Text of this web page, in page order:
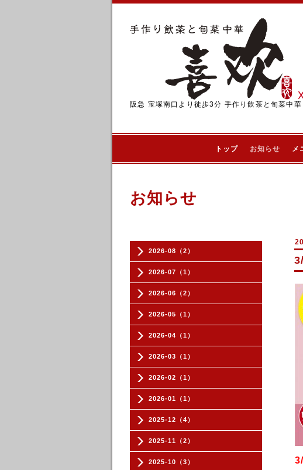
阪急 宝塚南口より徒歩3分 手作り飲茶と旬菜中
トップ お知らせ メ
2026-08（2）
2026-07（1）
2026-06（2）
2026-05（1）
2026-04（1）
2026-03（1）
2026-02（1）
2026-01（1）
2025-12（4）
2025-11（2）
2025-10（3）
お知らせ